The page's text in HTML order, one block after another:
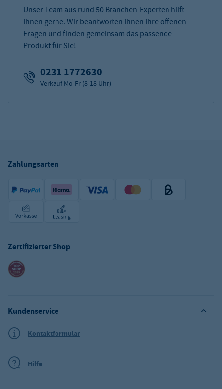
Unser Team aus rund 50 Branchen-Experten hilft
Ihnen gerne. Wir beantworten Ihnen Ihre offenen
Fragen und finden gemeinsam das passende
Produkt für Sie!
0231 1772630
Verkauf Mo-Fr (8-18 Uhr)
Zahlungsarten
Zertifizierter Shop
Kundenservice
Kontaktformular
Hilfe